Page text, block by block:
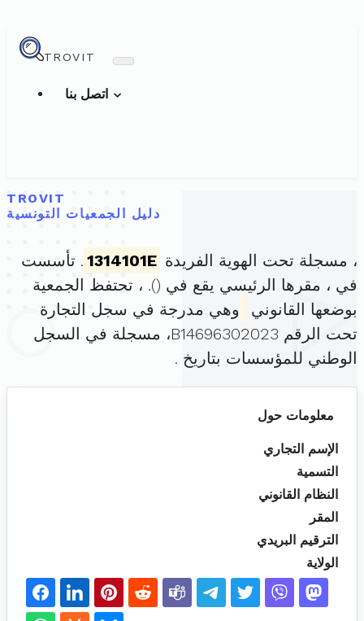
TROVIT
TROVIT
دليل الجمعيات التونسية
، مسجلة تحت الهوية الفريدة 1314101E . تأسست
في ، مقرها الرئيسي يقع في (). ، تحتفظ الجمعية
بوضعها القانوني
وهي مدرجة في سجل التجارة
تحت الرقم B14696302023، مسجلة في السجل
الوطني للمؤسسات بتاريخ .
معلومات حول
الإسم التجاري
التسمية
النظام القانوني
المقر
الترقيم البريدي
الولاية